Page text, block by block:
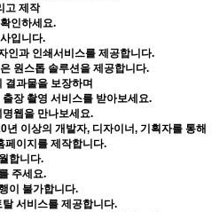
고 제작
인하세요.
입니다.
인과 인쇄서비스를 제공합니다.
원스톱 솔루션을 제공합니다.
결과물을 보장하며
장 촬영 서비스를 받아보세요.
웹을 만나보세요.
이상의 개발자, 디자이너, 기획자를 통해
페이지를 제작합니다.
합니다.
주세요.
이 불가합니다.
서비스를 제공합니다.